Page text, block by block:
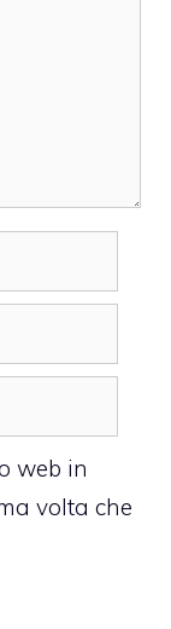
web in
volta che